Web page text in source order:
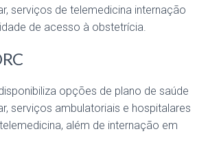
serviços de telemedicina internação
de acesso à obstetrícia.
opções de plano de saúde
serviços ambulatoriais e hospitalares
além de internação em